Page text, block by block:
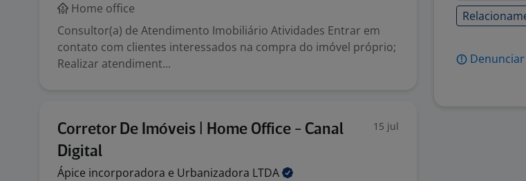
Home office
Consultor(a) de Atendimento Imobiliário Atividades Entrar em
contato com clientes interessados na compra do imóvel próprio;
Realizar atendiment...
Corretor De Imóveis | Home Office - Canal
Digital
15 jul
Ápice incorporadora e Urbanizadora LTDA
Denunciar